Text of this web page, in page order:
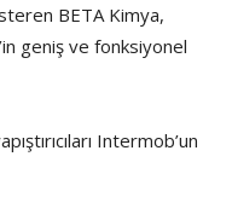
BETA Kimya,
geniş ve fonksiyonel
Intermob’un